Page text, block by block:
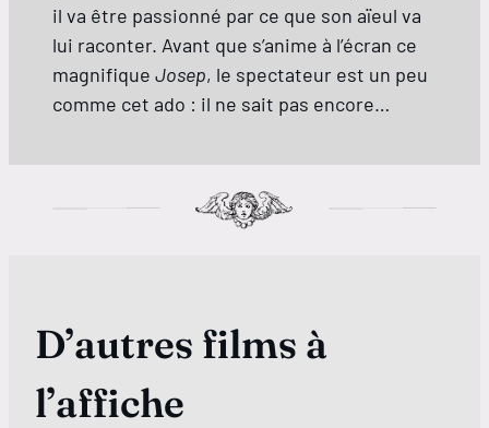
il va être passionné par ce que son aïeul va
lui raconter. Avant que s’anime à l’écran ce
magnifique Josep, le spectateur est un peu
comme cet ado : il ne sait pas encore…
D’autres films à
l’affiche